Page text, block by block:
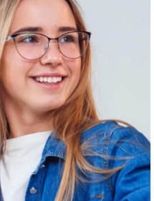
با خرید
۳ ساله
تمدید
حداقل
آیا